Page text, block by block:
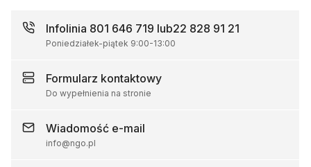
Infolinia 801 646 719 lub22 828 91 21
Poniedziałek-piątek 9:00-13:00
Formularz kontaktowy
Do wypełnienia na stronie
Wiadomość e-mail
info@ngo.pl